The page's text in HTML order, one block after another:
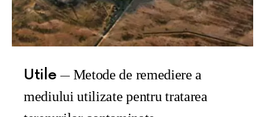
Utile
Metode de remediere a
mediului utilizate pentru tratarea